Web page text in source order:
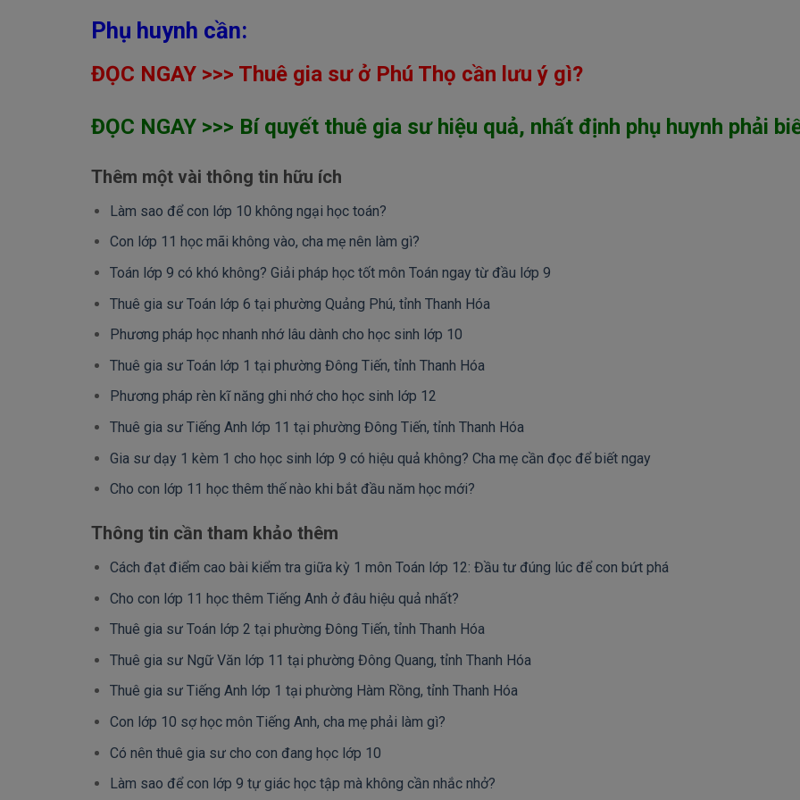
Phụ huynh cần:
ĐỌC NGAY >>> Thuê gia sư ở Phú Thọ cần lưu ý gì?
ĐỌC NGAY >>> Bí quyết thuê gia sư hiệu quả, nhất định phụ huynh phải
Thêm một vài thông tin hữu ích
Làm sao để con lớp 10 không ngại học toán?
Con lớp 11 học mãi không vào, cha mẹ nên làm gì?
Toán lớp 9 có khó không? Giải pháp học tốt môn Toán ngay từ đầu lớp 9
Thuê gia sư Toán lớp 6 tại phường Quảng Phú, tỉnh Thanh Hóa
Phương pháp học nhanh nhớ lâu dành cho học sinh lớp 10
Thuê gia sư Toán lớp 1 tại phường Đông Tiến, tỉnh Thanh Hóa
Phương pháp rèn kĩ năng ghi nhớ cho học sinh lớp 12
Thuê gia sư Tiếng Anh lớp 11 tại phường Đông Tiến, tỉnh Thanh Hóa
Gia sư dạy 1 kèm 1 cho học sinh lớp 9 có hiệu quả không? Cha mẹ cần đọc để biết ngay
Cho con lớp 11 học thêm thế nào khi bắt đầu năm học mới?
Thông tin cần tham khảo thêm
Cách đạt điểm cao bài kiểm tra giữa kỳ 1 môn Toán lớp 12: Đầu tư đúng lúc để con bứt phá
Cho con lớp 11 học thêm Tiếng Anh ở đâu hiệu quả nhất?
Thuê gia sư Toán lớp 2 tại phường Đông Tiến, tỉnh Thanh Hóa
Thuê gia sư Ngữ Văn lớp 11 tại phường Đông Quang, tỉnh Thanh Hóa
Thuê gia sư Tiếng Anh lớp 1 tại phường Hàm Rồng, tỉnh Thanh Hóa
Con lớp 10 sợ học môn Tiếng Anh, cha mẹ phải làm gì?
Có nên thuê gia sư cho con đang học lớp 10
Làm sao để con lớp 9 tự giác học tập mà không cần nhắc nhở?